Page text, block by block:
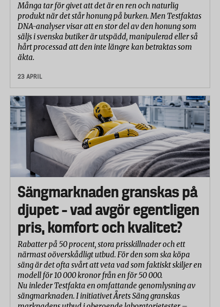
Många tar för givet att det är en ren och naturlig
produkt när det står honung på burken. Men Testfaktas
DNA-analyser visar att en stor del av den honung som
säljs i svenska butiker är utspädd, manipulerad eller så
hårt processad att den inte längre kan betraktas som
äkta.
23 APRIL
Sängmarknaden granskas på
djupet – vad avgör egentligen
pris, komfort och kvalitet?
Rabatter på 50 procent, stora prisskillnader och ett
närmast oöverskådligt utbud. För den som ska köpa
säng är det ofta svårt att veta vad som faktiskt skiljer en
modell för 10 000 kronor från en för 50 000.
Nu inleder Testfakta en omfattande genomlysning av
sängmarknaden. I initiativet Årets Säng granskas